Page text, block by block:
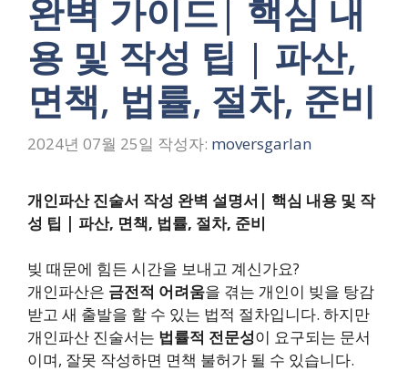
완벽 가이드| 핵심 내
용 및 작성 팁 | 파산,
면책, 법률, 절차, 준비
2024년 07월 25일 작성자: moversgarlan
개인파산 진술서 작성 완벽 설명서| 핵심 내용 및 작
성 팁 | 파산, 면책, 법률, 절차, 준비
빚 때문에 힘든 시간을 보내고 계신가요?
개인파산은 금전적 어려움을 겪는 개인이 빚을 탕감
받고 새 출발을 할 수 있는 법적 절차입니다. 하지만
개인파산 진술서는 법률적 전문성이 요구되는 문서
이며, 잘못 작성하면 면책 불허가 될 수 있습니다.